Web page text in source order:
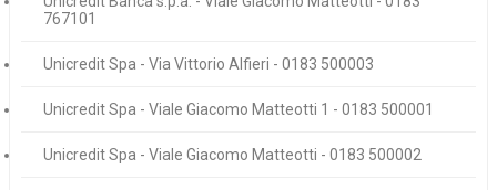
767101
Unicredit Spa - Via Vittorio Alfieri - 0183 500003
Unicredit Spa - Viale Giacomo Matteotti 1 - 0183 500001
Unicredit Spa - Viale Giacomo Matteotti - 0183 500002